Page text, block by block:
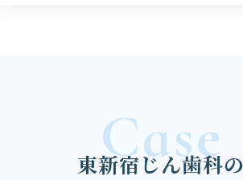
Case
東新宿じん歯科の